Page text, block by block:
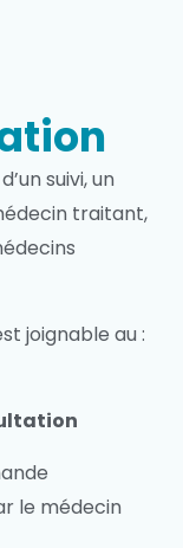
suivi, un
traitant,
joignable au :
le médecin